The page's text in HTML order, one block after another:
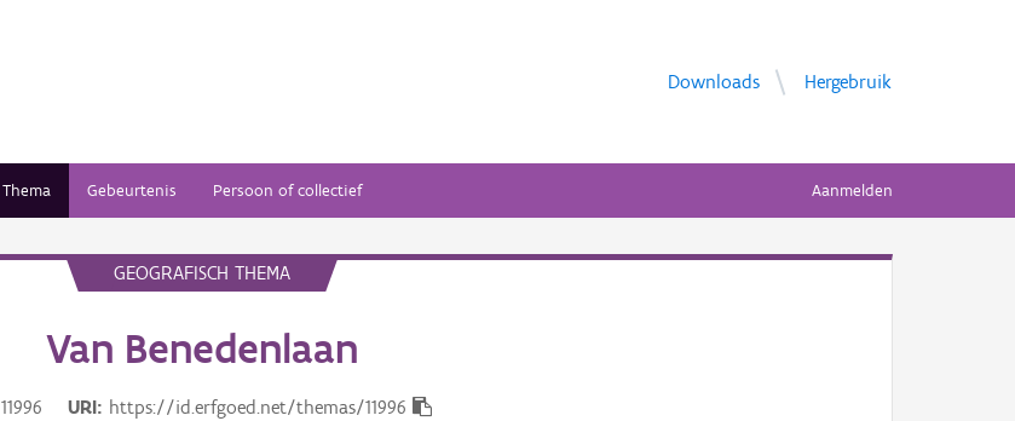
Downloads Hergebruik
Thema Gebeurtenis Persoon of collectief Aanmelden
GEOGRAFISCH THEMA
Van Benedenlaan
11996 URI https://id.erfgoed.net/themas/11996